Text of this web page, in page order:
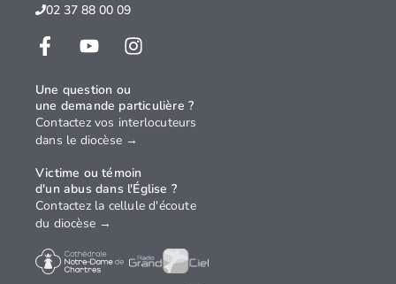
02 37 88 00 09
Une question ou
une demande particulière ?
Contactez vos interlocuteurs
dans le diocèse →
Victime ou témoin
d'un abus dans l'Église ?
Contactez la cellule d'écoute
du diocèse →